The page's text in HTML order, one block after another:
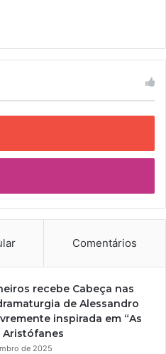
Comentários
recebe Cabeça nas
de Alessandro
inspirada em “As
Aristófanes
de 2025